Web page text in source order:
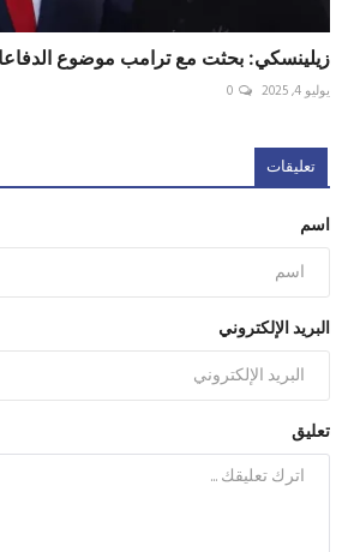
زيلينسكي: بحثت مع ترامب موضوع
يوليو 4, 2025 0
تعليقات
اسم
البريد الإلكتروني
تعليق